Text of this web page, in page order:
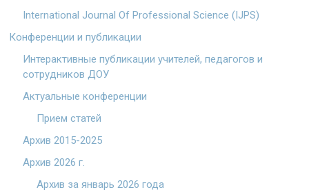
International Journal Of Professional Science (IJPS)
Конференции и публикации
Интерактивные публикации учителей, педагогов и
сотрудников ДОУ
Актуальные конференции
Прием статей
Архив 2015-2025
Архив 2026 г.
Архив за январь 2026 года